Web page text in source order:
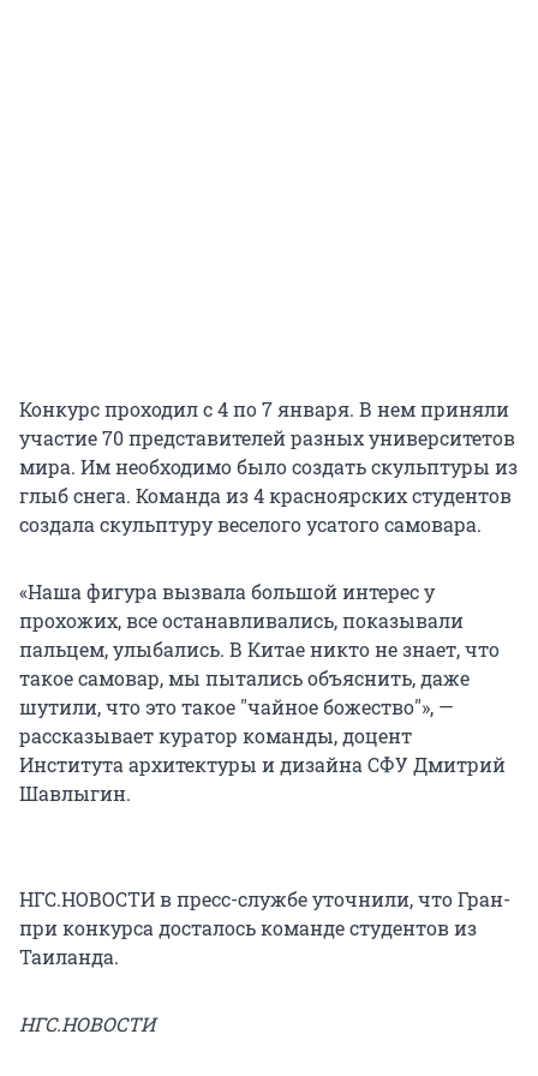
Конкурс проходил с 4 по 7 января. В нем приняли
участие 70 представителей разных университетов
мира. Им необходимо было создать скульптуры из
глыб снега. Команда из 4 красноярских студентов
создала скульптуру веселого усатого самовара.
«Наша фигура вызвала большой интерес у
прохожих, все останавливались, показывали
пальцем, улыбались. В Китае никто не знает, что
такое самовар, мы пытались объяснить, даже
шутили, что это такое "чайное божество"», —
рассказывает куратор команды, доцент
Института архитектуры и дизайна СФУ Дмитрий
Шавлыгин.
НГС.НОВОСТИ в пресс-службе уточнили, что Гран-
при конкурса досталось команде студентов из
Таиланда.
НГС.НОВОСТИ